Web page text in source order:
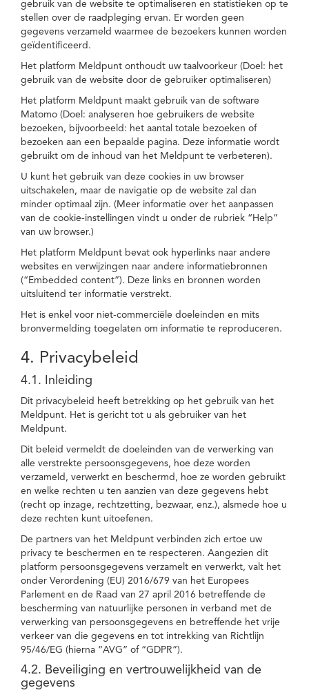
gebruik van de website te optimaliseren en statistieken op te
stellen over de raadpleging ervan. Er worden geen
gegevens verzameld waarmee de bezoekers kunnen worden
geïdentificeerd.
Het platform Meldpunt onthoudt uw taalvoorkeur (Doel: het
gebruik van de website door de gebruiker optimaliseren)
Het platform Meldpunt maakt gebruik van de software
Matomo (Doel: analyseren hoe gebruikers de website
bezoeken, bijvoorbeeld: het aantal totale bezoeken of
bezoeken aan een bepaalde pagina. Deze informatie wordt
gebruikt om de inhoud van het Meldpunt te verbeteren).
U kunt het gebruik van deze cookies in uw browser
uitschakelen, maar de navigatie op de website zal dan
minder optimaal zijn. (Meer informatie over het aanpassen
van de cookie-instellingen vindt u onder de rubriek “Help”
van uw browser.)
Het platform Meldpunt bevat ook hyperlinks naar andere
websites en verwijzingen naar andere informatiebronnen
(“Embedded content”). Deze links en bronnen worden
uitsluitend ter informatie verstrekt.
Het is enkel voor niet-commerciële doeleinden en mits
bronvermelding toegelaten om informatie te reproduceren.
4. Privacybeleid
4.1. Inleiding
Dit privacybeleid heeft betrekking op het gebruik van het
Meldpunt. Het is gericht tot u als gebruiker van het
Meldpunt.
Dit beleid vermeldt de doeleinden van de verwerking van
alle verstrekte persoonsgegevens, hoe deze worden
verzameld, verwerkt en beschermd, hoe ze worden gebruikt
en welke rechten u ten aanzien van deze gegevens hebt
(recht op inzage, rechtzetting, bezwaar, enz.), alsmede hoe u
deze rechten kunt uitoefenen.
De partners van het Meldpunt verbinden zich ertoe uw
privacy te beschermen en te respecteren. Aangezien dit
platform persoonsgegevens verzamelt en verwerkt, valt het
onder Verordening (EU) 2016/679 van het Europees
Parlement en de Raad van 27 april 2016 betreffende de
bescherming van natuurlijke personen in verband met de
verwerking van persoonsgegevens en betreffende het vrije
verkeer van die gegevens en tot intrekking van Richtlijn
95/46/EG (hierna “AVG” of “GDPR”).
4.2. Beveiliging en vertrouwelijkheid van de
gegevens